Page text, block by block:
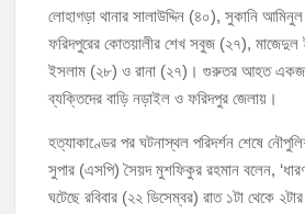
লোহাগড়া থানার সালাউদ্দিন (৪০), সুকানি
ফরিদপুরের কোতয়ালীর শেখ সবুজ (২৭),
ইসলাম (২৮) ও রানা (২৭)। গুরুতর আহত
ব্যক্তিদের বাড়ি নড়াইল ও ফরিদপুর জেলায়।
হত্যাকাণ্ডের পর ঘটনাস্থল পরিদর্শন শেষে
সুপার (এসপি) সৈয়দ মুশফিকুর রহমান বলেন,
ঘটেছে রবিবার (২২ ডিসেম্বর) রাত ১টা থেকে